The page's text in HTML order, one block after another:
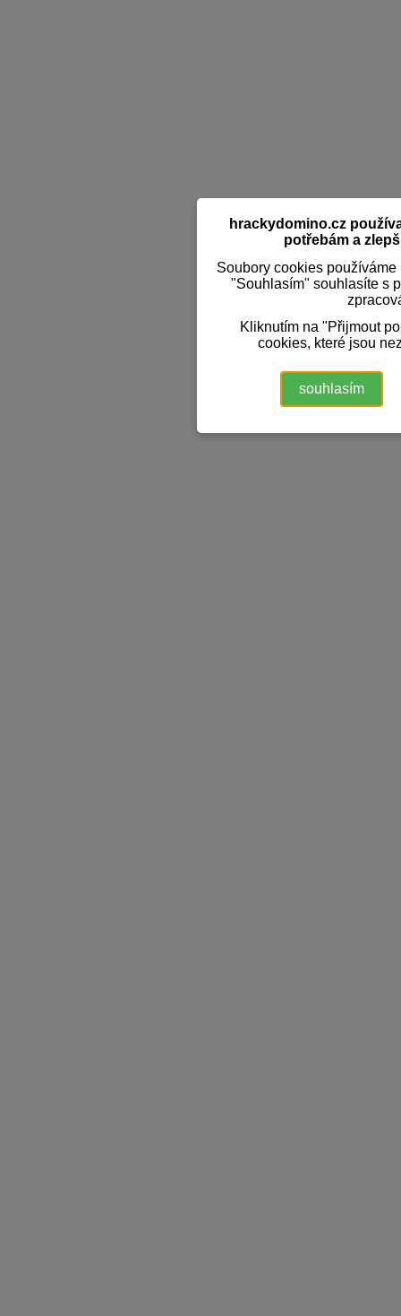
hrackydomino.cz
potřebám a
Soubory cookies
"Souhlasím" souhlasíte s
Kliknutím na "Přijmout
cookies, které jsou
souhlasím